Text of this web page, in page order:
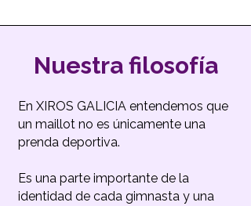
Nuestra filosofía
En XIROS GALICIA entendemos que
un maillot no es únicamente una
prenda deportiva.
Es una parte importante de la
identidad de cada gimnasta y una